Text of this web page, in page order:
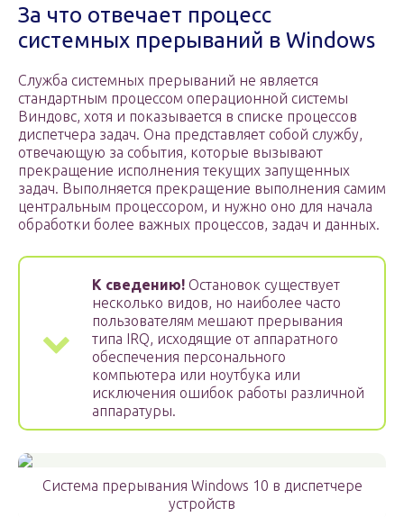
За что отвечает процесс
системных прерываний в Windows
Служба системных прерываний не является
стандартным процессом операционной системы
Виндовс, хотя и показывается в списке процессов
диспетчера задач. Она представляет собой службу,
отвечающую за события, которые вызывают
прекращение исполнения текущих запущенных
задач. Выполняется прекращение выполнения самим
центральным процессором, и нужно оно для начала
обработки более важных процессов, задач и данных.
К сведению! Остановок существует
несколько видов, но наиболее часто
пользователям мешают прерывания
типа IRQ, исходящие от аппаратного
обеспечения персонального
компьютера или ноутбука или
исключения ошибок работы различной
аппаратуры.
Система прерывания Windows 10 в диспетчере
устройств